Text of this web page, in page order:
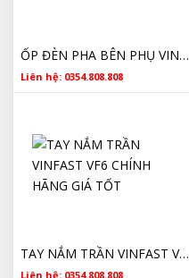
ỐP ĐÈN PHA BÊN PHỤ VINFAST VF6 CHÍNH HÃNG
Liên hệ: 0354.808.808
TAY NẮM TRẦN VINFAST VF6 CHÍNH HÃNG GIÁ TỐT
Liên hệ: 0354.808.808